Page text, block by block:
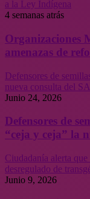
a la Ley Indígena
4 semanas atrás
Organizaciones
amenazas de
Defensores de
nueva consulta del
Junio 24, 2026
Defensores de
“ceja y ceja” la
Ciudadanía alerta
desregulado de
Junio 9, 2026